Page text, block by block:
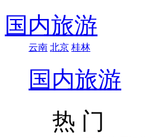
国内旅游
云南 北京 桂林
国内旅游
热 门